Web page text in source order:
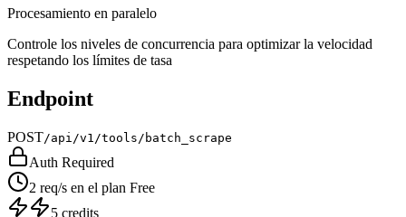
Procesamiento en paralelo
Controle los niveles de concurrencia para optimizar la velocidad
respetando los límites de tasa
Endpoint
POST/api/v1/tools/batch_scrape
Auth Required
2 req/s en el plan Free
5 credits